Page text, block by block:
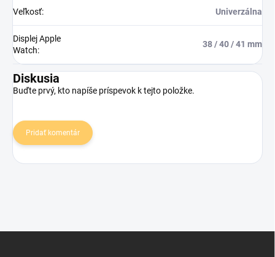
Veľkosť: Univerzálna
Displej Apple
Watch:
38 / 40 / 41 mm
Diskusia
Buďte prvý, kto napíše príspevok k tejto položke.
Pridať komentár